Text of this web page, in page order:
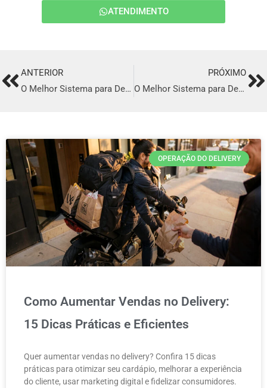
ATENDIMENTO
PrevANTERIOR
O Melhor Sistema para Delivery em Cornélio Procópio
PRÓXIMO
O Melhor Sistema para Delivery em Coelho Neto
OPERAÇÃO DO DELIVERY
Como Aumentar Vendas no Delivery:
15 Dicas Práticas e Eficientes
Quer aumentar vendas no delivery? Confira 15 dicas
práticas para otimizar seu cardápio, melhorar a experiência
do cliente, usar marketing digital e fidelizar consumidores.